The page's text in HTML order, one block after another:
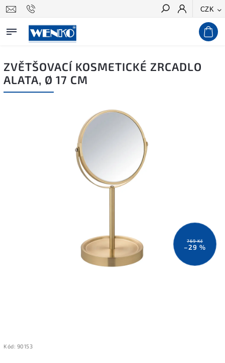
CZK
Hledat
ZVĚTŠOVACÍ KOSMETICKÉ ZRCADLO
ALATA, Ø 17 CM
769 Kč
–29 %
Kód: 90153